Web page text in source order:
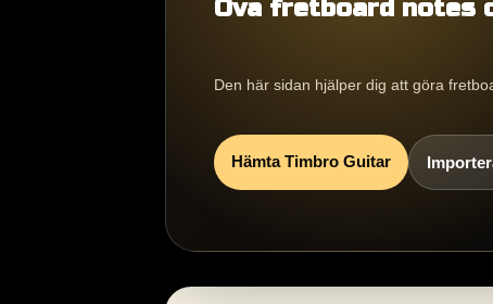
Öva fretboard notes
Den här sidan hjälper dig att göra
Hämta Timbro Guitar